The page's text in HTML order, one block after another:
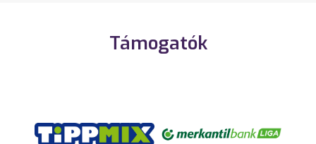
Támogatók